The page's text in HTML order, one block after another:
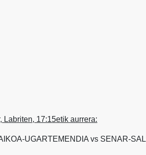
Labriten, 17:15etik aurrera:
UGARTEMENDIA vs SENAR-